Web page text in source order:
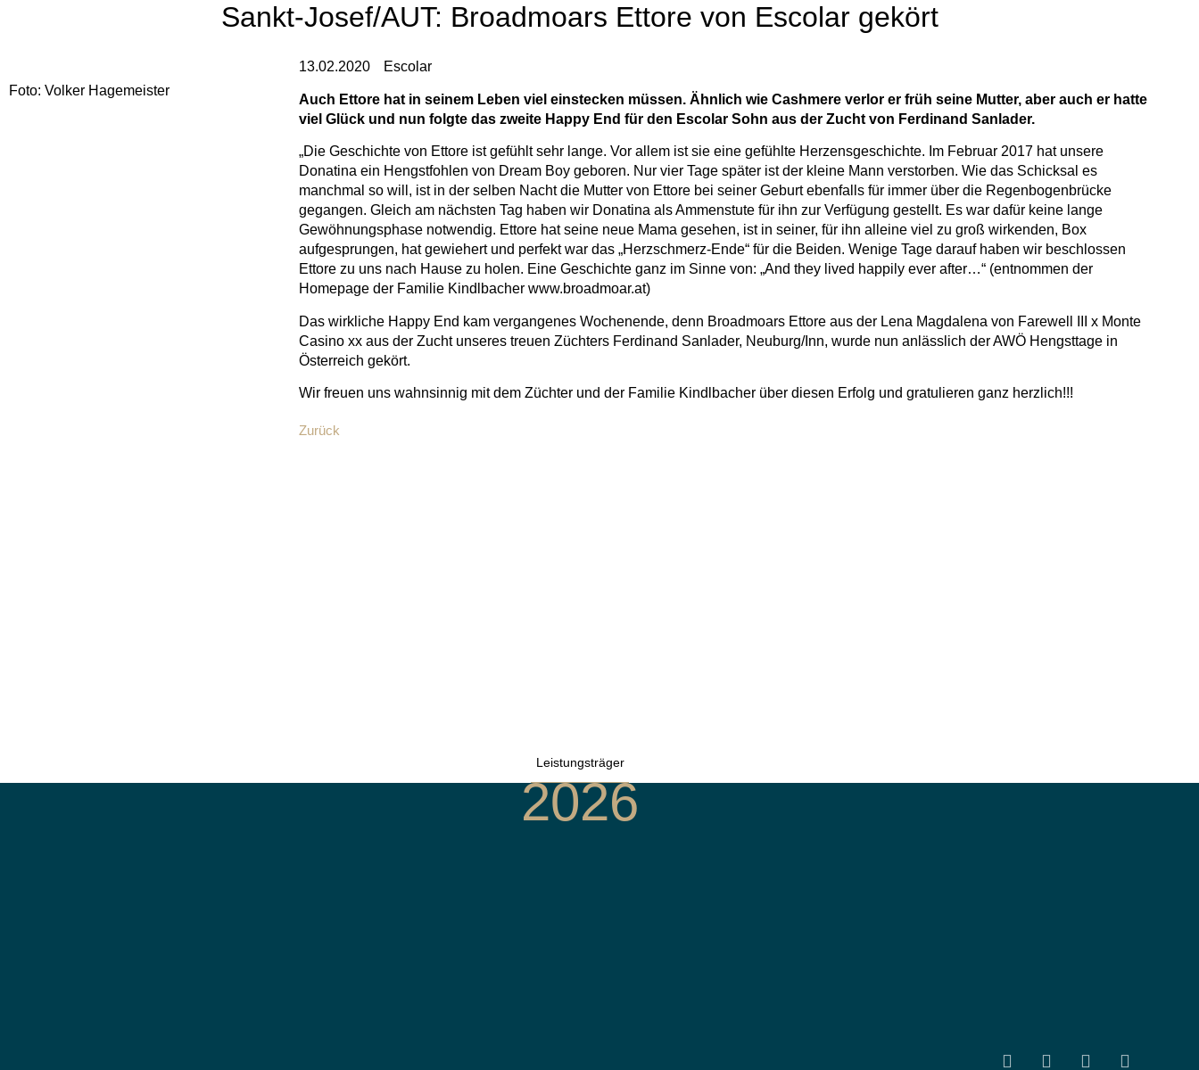
Sankt-Josef/AUT: Broadmoars Ettore von Escolar gekört
Foto: Volker Hagemeister
13.02.2020 Escolar
Auch Ettore hat in seinem Leben viel einstecken müssen. Ähnlich wie Cashmere verlor er früh seine Mutter, aber auch er hatte
viel Glück und nun folgte das zweite Happy End für den Escolar Sohn aus der Zucht von Ferdinand Sanlader.
„Die Geschichte von Ettore ist gefühlt sehr lange. Vor allem ist sie eine gefühlte Herzensgeschichte. Im Februar 2017 hat unsere
Donatina ein Hengstfohlen von Dream Boy geboren. Nur vier Tage später ist der kleine Mann verstorben. Wie das Schicksal es
manchmal so will, ist in der selben Nacht die Mutter von Ettore bei seiner Geburt ebenfalls für immer über die Regenbogenbrücke
gegangen. Gleich am nächsten Tag haben wir Donatina als Ammenstute für ihn zur Verfügung gestellt. Es war dafür keine lange
Gewöhnungsphase notwendig. Ettore hat seine neue Mama gesehen, ist in seiner, für ihn alleine viel zu groß wirkenden, Box
aufgesprungen, hat gewiehert und perfekt war das „Herzschmerz-Ende“ für die Beiden. Wenige Tage darauf haben wir beschlossen
Ettore zu uns nach Hause zu holen. Eine Geschichte ganz im Sinne von: „And they lived happily ever after…“ (entnommen der
Homepage der Familie Kindlbacher www.broadmoar.at)
Das wirkliche Happy End kam vergangenes Wochenende, denn Broadmoars Ettore aus der Lena Magdalena von Farewell III x Monte
Casino xx aus der Zucht unseres treuen Züchters Ferdinand Sanlader, Neuburg/Inn, wurde nun anlässlich der AWÖ Hengsttage in
Österreich gekört.
Wir freuen uns wahnsinnig mit dem Züchter und der Familie Kindlbacher über diesen Erfolg und gratulieren ganz herzlich!!!
Zurück
Leistungsträger
2026